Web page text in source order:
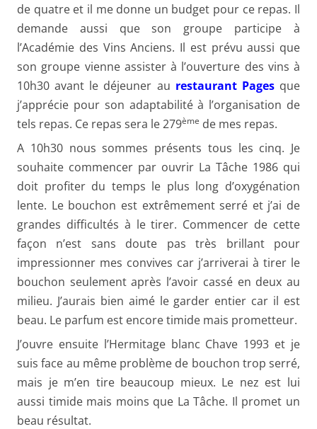
de quatre et il me donne un budget pour ce repas. Il
demande aussi que son groupe participe à
l’Académie des Vins Anciens. Il est prévu aussi que
son groupe vienne assister à l’ouverture des vins à
10h30 avant le déjeuner au restaurant Pagesque
j’apprécie pour son adaptabilité à l’organisation de
tels repas. Ce repas sera le 279ème de mes repas.
A 10h30 nous sommes présents tous les cinq. Je
souhaite commencer par ouvrir La Tâche 1986 qui
doit profiter du temps le plus long d’oxygénation
lente. Le bouchon est extrêmement serré et j’ai de
grandes difficultés à le tirer. Commencer de cette
façon n’est sans doute pas très brillant pour
impressionner mes convives car j’arriverai à tirer le
bouchon seulement après l’avoir cassé en deux au
milieu. J’aurais bien aimé le garder entier car il est
beau. Le parfum est encore timide mais prometteur.
J’ouvre ensuite l’Hermitage blanc Chave 1993 et je
suis face au même problème de bouchon trop serré,
mais je m’en tire beaucoup mieux. Le nez est lui
aussi timide mais moins que La Tâche. Il promet un
beau résultat.